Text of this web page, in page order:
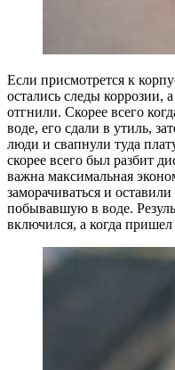
Если присмотрется к
остались следы коррозии,
отгнили. Скорее всего
воде, его сдали в утиль,
люди и свапнули туда
скорее всего был разбит
важна максимальная
заморачиваться и
побывавшую в воде.
включился, а когда